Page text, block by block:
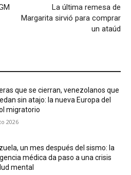
La última remesa de
Margarita sirvió para comprar
un ataúd
que se cierran, venezolanos que
sin atajo: la nueva Europa del
migratorio
2026
un mes después del sismo: la
médica da paso a una crisis
mental